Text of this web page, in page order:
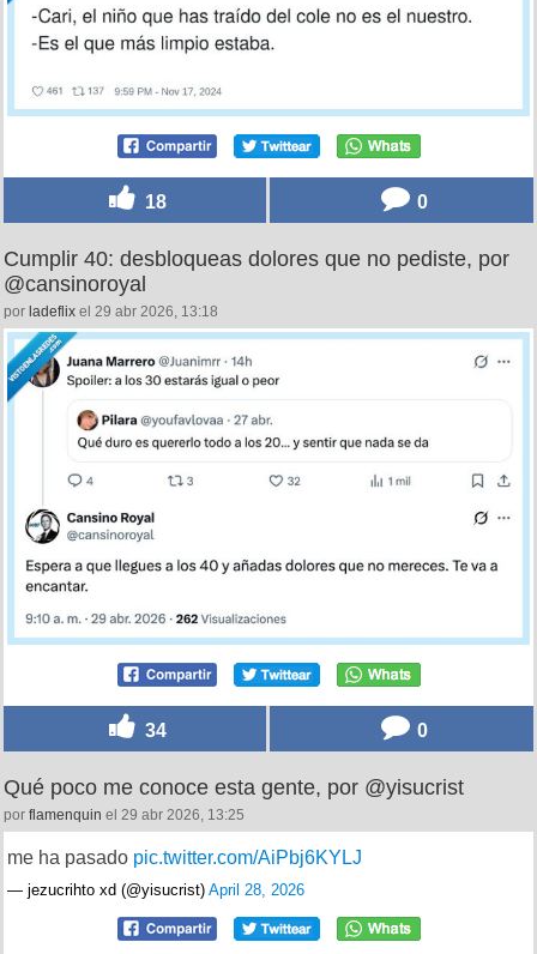
18 0
Cumplir 40: desbloqueas dolores que no pediste, por
@cansinoroyal
por ladeflix el 29 abr 2026, 13:18
34 0
Qué poco me conoce esta gente, por @yisucrist
por flamenquin el 29 abr 2026, 13:25
me ha pasado pic.twitter.com/AiPbj6KYLJ
— jezucrihto xd (@yisucrist) April 28, 2026